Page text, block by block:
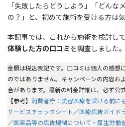
「失敗したらどうしよう」「どんな
の？」と、初めて施術を受ける方は
本記事では、これから施術を検討し
体験した方の口コミを調査しました
金額は税込表記です。口コミは個人の感想
のではありません。キャンペーンの内容お
合があります。最新の料金詳細は、必ず公
【参考】 消費者庁：美容医療を受ける前に
サービスチェックシート ／医療広告ガイド
／医薬品等の広告規制について・厚生労働